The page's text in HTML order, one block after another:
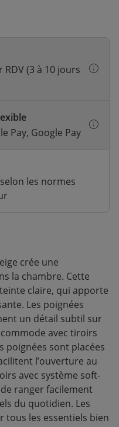
(3 à 10 jours
Pay, Google Pay
les normes
crée une
la chambre. Cette
claire, qui apporte
Les poignées
un détail subtil sur
avec tiroirs
poignées sont placées
l’ouverture au
avec système soft-
ranger facilement
du quotidien. Les
tous les essentiels bien